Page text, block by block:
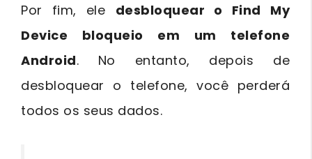
Por fim, ele desbloquear o Find My
Device bloqueio em um telefone
Android. No entanto, depois de
desbloquear o telefone, você perderá
todos os seus dados.